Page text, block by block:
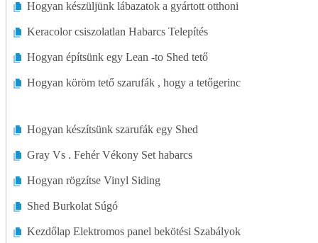
Történelmi Restaurálás
Otthoni Bővítések
Konyhák
Átalakítási Eszközök és Berendezések
Szobáról Szobára Átalakítás
Hogyan készüljünk lábazatok a gyártott otthoni
Keracolor csiszolatlan Habarcs Telepítés
Hogyan építsünk egy Lean -to Shed tető
Hogyan köröm tető szarufák , hogy a tetőgerinc
Hogyan készítsünk szarufák egy Shed
Gray Vs . Fehér Vékony Set habarcs
Hogyan rögzítse Vinyl Siding
Shed Burkolat Súgó
Kezdőlap Elektromos panel bekötési Szabályok